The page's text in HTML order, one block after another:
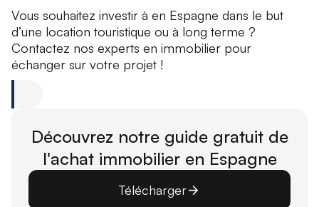
Vous souhaitez investir à en Espagne dans le but
d’une location touristique ou à long terme ?
Contactez nos experts en immobilier pour
échanger sur votre projet !
Découvrez notre guide gratuit de
l'achat immobilier en Espagne
Télécharger